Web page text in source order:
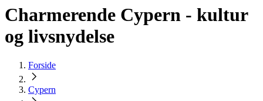
Charmerende Cypern - kultur
og livsnydelse
Forside
Cypern